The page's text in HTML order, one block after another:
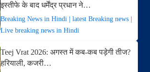
इस्तीफे के बाद धर्मेंद्र प्रधान ने…
Breaking News in Hindi | latest Breaking news |
Live breaking news in Hindi
Teej Vrat 2026: अगस्त में कब-कब पड़ेगी तीज?
हरियाली, कजरी…